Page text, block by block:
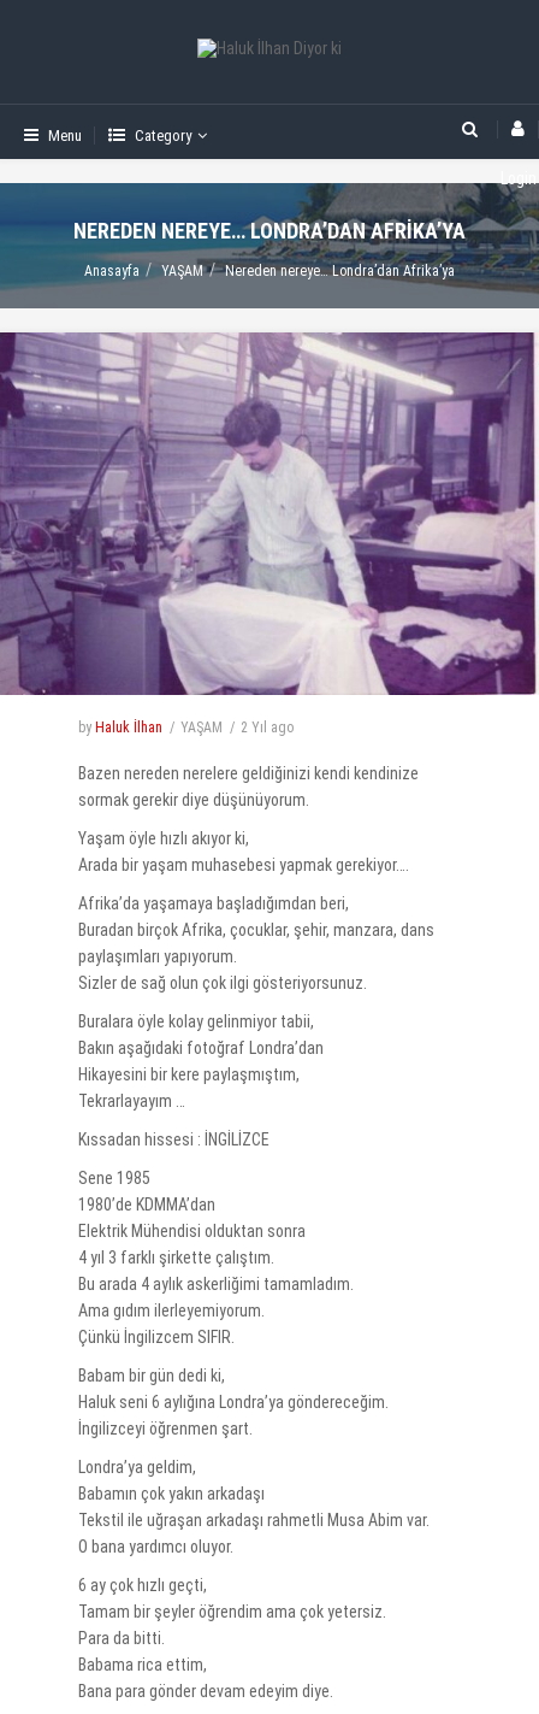
Menu Category
NEREDEN NEREYE… LONDRA’DAN AFRIKA’YA
Anasayfa YAŞAM Nereden nereye… Londra’dan Afrika’ya
by Haluk İlhan YAŞAM 2 Yıl ago
Bazen nereden nerelere geldiğinizi kendi kendinize
sormak gerekir diye düşünüyorum.
Yaşam öyle hızlı akıyor ki,
Arada bir yaşam muhasebesi yapmak gerekiyor….
Afrika’da yaşamaya başladığımdan beri,
Buradan birçok Afrika, çocuklar, şehir, manzara, dans
paylaşımları yapıyorum.
Sizler de sağ olun çok ilgi gösteriyorsunuz.
Buralara öyle kolay gelinmiyor tabii,
Bakın aşağıdaki fotoğraf Londra’dan
Hikayesini bir kere paylaşmıştım,
Tekrarlayayım …
Kıssadan hissesi : İNGİLİZCE
Sene 1985
1980’de KDMMA’dan
Elektrik Mühendisi olduktan sonra
4 yıl 3 farklı şirkette çalıştım.
Bu arada 4 aylık askerliğimi tamamladım.
Ama gıdım ilerleyemiyorum.
Çünkü İngilizcem SIFIR.
Babam bir gün dedi ki,
Haluk seni 6 aylığına Londra’ya göndereceğim.
İngilizceyi öğrenmen şart.
Londra’ya geldim,
Babamın çok yakın arkadaşı
Tekstil ile uğraşan arkadaşı rahmetli Musa Abim var.
O bana yardımcı oluyor.
6 ay çok hızlı geçti,
Tamam bir şeyler öğrendim ama çok yetersiz.
Para da bitti.
Babama rica ettim,
Bana para gönder devam edeyim diye.